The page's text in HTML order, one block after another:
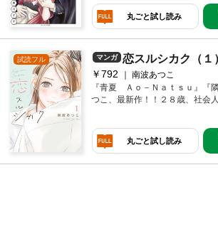
丸ごと試し読み
試読フル マンガ 恋スルシカク（１
￥792
南波あつこ
『青夏 Ａｏ－Ｎａｔｓｕ』『
つこ、最新作！！２８歳、社会
丸ごと試し読み